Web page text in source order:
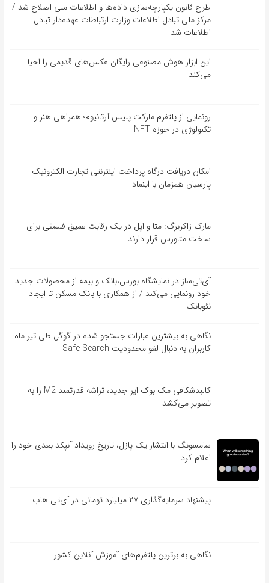
طرح قانون یکپارچه‌سازی داده‌ها و اطلاعات ملی اصلاح شد /
مرکز ملی تبادل اطلاعات وزارت ارتباطات عهده‌دار تبادل
اطلاعات شد
این ابزار هوش مصنوعی رایگان عکس‌های قدیمی را احیا
می‌کند
رونمایی از پلتفرم مارکت پلیس آرتانیوم؛ همراهی هنر و
تکنولوژی در حوزه NFT
امکان دریافت درگاه پرداخت اینترنتی تجارت الکترونیک
پارسیان همزمان با اینماد
مارک زاکربرگ: متا و اپل در یک رقابت عمیق فلسفی برای
ساخت متاورس قرار دارند
آی‌تی‌ساز در نمایشگاه بورس،بانک و بیمه از محصولات جدید
خود رونمایی می‌کند / از همکاری با بانک مسکن تا ایجاد
نئوبانک
نگاهی به بیشترین عبارات جستجو شده در گوگل طی تیر ماه:
کاربران به دنبال لغو محدودیت Safe Search
کالبدشکافی مک بوک ایر جدید، تراشه قدرتمند M2 را به
تصویر می‌کشد
سامسونگ با انتشار یک پازل، تاریخ رویداد آنپکد بعدی خود را
اعلام کرد
پیشنهاد سرمایه‌گذاری ۲۷ میلیارد تومانی در آی‌تی هاب
نگاهی به برترین پلتفرم‌های آموزش آنلاین کشور